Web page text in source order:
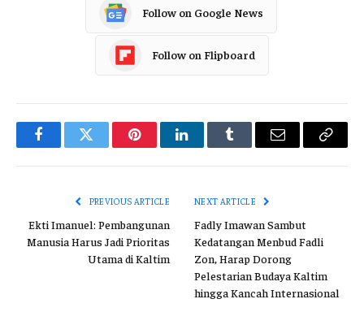
Follow on Google News
Follow on Flipboard
FacebookTwitter PinterestLinkedInTumblr Email
Copy
PREVIOUS ARTICLE
Ekti Imanuel: Pembangunan
Manusia Harus Jadi Prioritas
Utama di Kaltim
NEXT ARTICLE
Fadly Imawan Sambut
Kedatangan Menbud Fadli
Zon, Harap Dorong
Pelestarian Budaya Kaltim
hingga Kancah Internasional